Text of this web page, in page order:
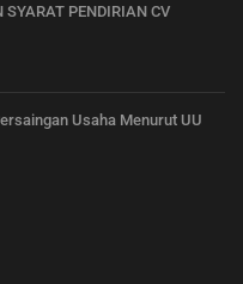
SYARAT PENDIRIAN CV
Usaha Menurut UU